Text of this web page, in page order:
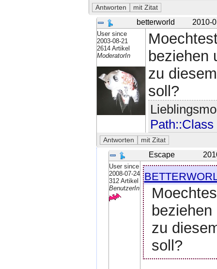
betterworld 2010-
User since
2003-08-21
2614 Artikel
ModeratorIn
beziehen
zu
soll?
Path::Class
Escape
User since
2008-07-24
312 Artikel
BenutzerIn
zu
soll?